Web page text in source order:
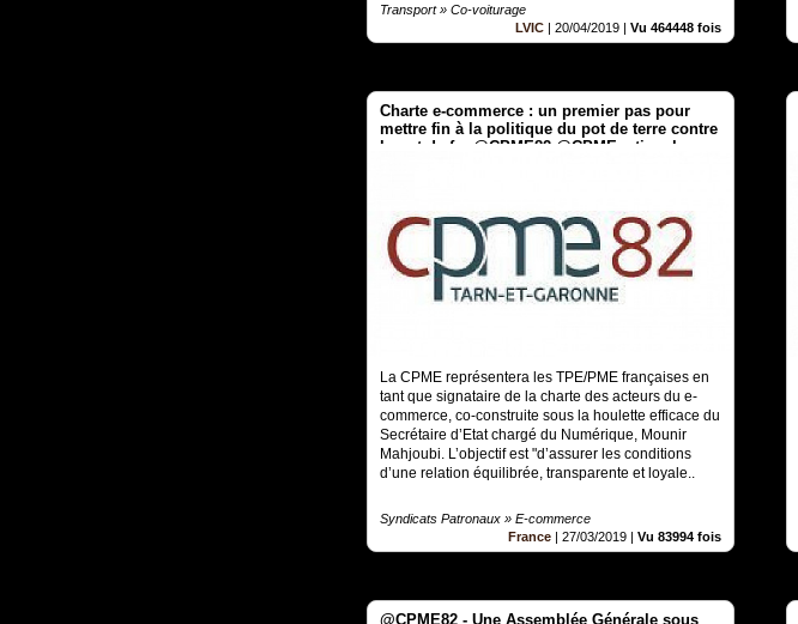
Transport » Co-voiturage
LVIC |20/04/2019 |Vu 464448 fois
Charte e-commerce : un premier pas pour
mettre fin à la politique du pot de terre contre
La CPME représentera les TPE/PME françaises en
tant que signataire de la charte des acteurs du e-
commerce, co-construite sous la houlette efficace du
Secrétaire d’Etat chargé du Numérique, Mounir
Mahjoubi. L’objectif est "d’assurer les conditions
d’une relation équilibrée, transparente et loyale..
Syndicats Patronaux » E-commerce
France |27/03/2019 |Vu 83994 fois
@CPME82 - Une Assemblée Générale sous